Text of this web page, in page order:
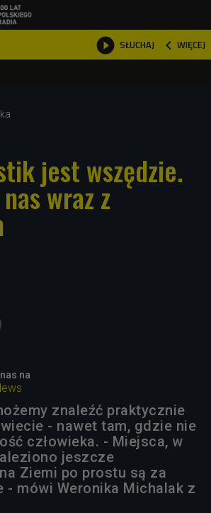
 SŁUCHAJ  WIĘCEJ

jest wszędzie.
wraz z
na
znaleźć praktycznie
- nawet tam, gdzie nie
człowieka. - Miejsca, w
jeszcze
Ziemi po prostu są za
- mówi Weronika Michalak z